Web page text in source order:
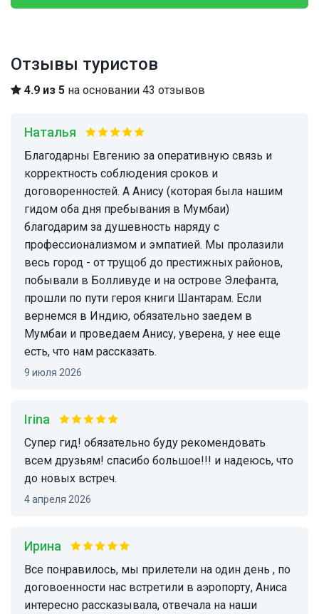
Отзывы туристов
4.9 из 5 на основании 43 отзывов
Наталья
Благодарны Евгению за оперативную связь и
корректность соблюдения сроков и
договоренностей. А Анису (которая была нашим
гидом оба дня пребывания в Мумбаи)
благодарим за душевность наряду с
профессионализмом и эмпатией. Мы пролазили
весь город - от трущоб до престижных районов,
побывали в Болливуде и на острове Элефанта,
прошли по пути героя книги Шантарам. Если
вернемся в Индию, обязательно заедем в
Мумбаи и проведаем Анису, уверена, у нее еще
есть, что нам рассказать.
9 июля 2026
Irina
супер гид! обязательно буду рекомендовать
всем друзьям! спасибо большое!!! и надеюсь, что
до новых встреч.
4 апреля 2026
Ирина
все понравилось, мы прилетели на один день , по
договоенности нас встретили в аэропорту, Аниса
интересно рассказывала, отвечала на наши